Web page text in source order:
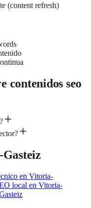
(content refresh)
contenidos seo
en Vitoria-
local en Vitoria-